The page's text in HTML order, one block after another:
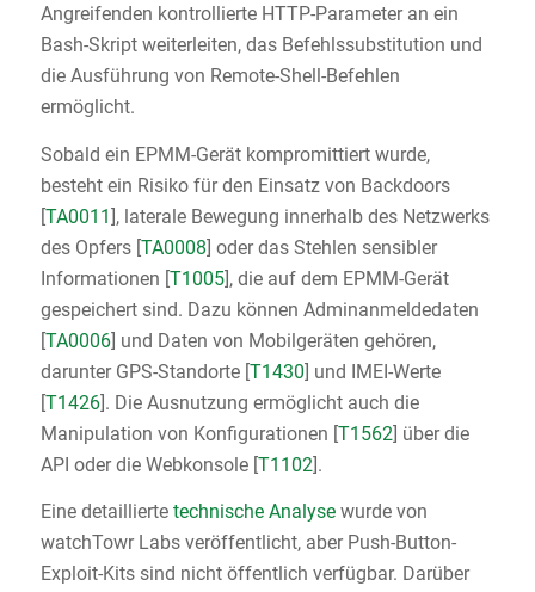
Angreifenden kontrollierte HTTP-Parameter an ein
Bash-Skript weiterleiten, das Befehlssubstitution und
die Ausführung von Remote-Shell-Befehlen
ermöglicht.
Sobald ein EPMM-Gerät kompromittiert wurde,
besteht ein Risiko für den Einsatz von Backdoors
[TA0011], laterale Bewegung innerhalb des Netzwerks
des Opfers [TA0008] oder das Stehlen sensibler
Informationen [T1005], die auf dem EPMM-Gerät
gespeichert sind. Dazu können Adminanmeldedaten
[TA0006] und Daten von Mobilgeräten gehören,
darunter GPS-Standorte [T1430] und IMEI-Werte
[T1426]. Die Ausnutzung ermöglicht auch die
Manipulation von Konfigurationen [T1562] über die
API oder die Webkonsole [T1102].
Eine detaillierte technische Analysewurde von
watchTowr Labs veröffentlicht, aber Push-Button-
Exploit-Kits sind nicht öffentlich verfügbar. Darüber